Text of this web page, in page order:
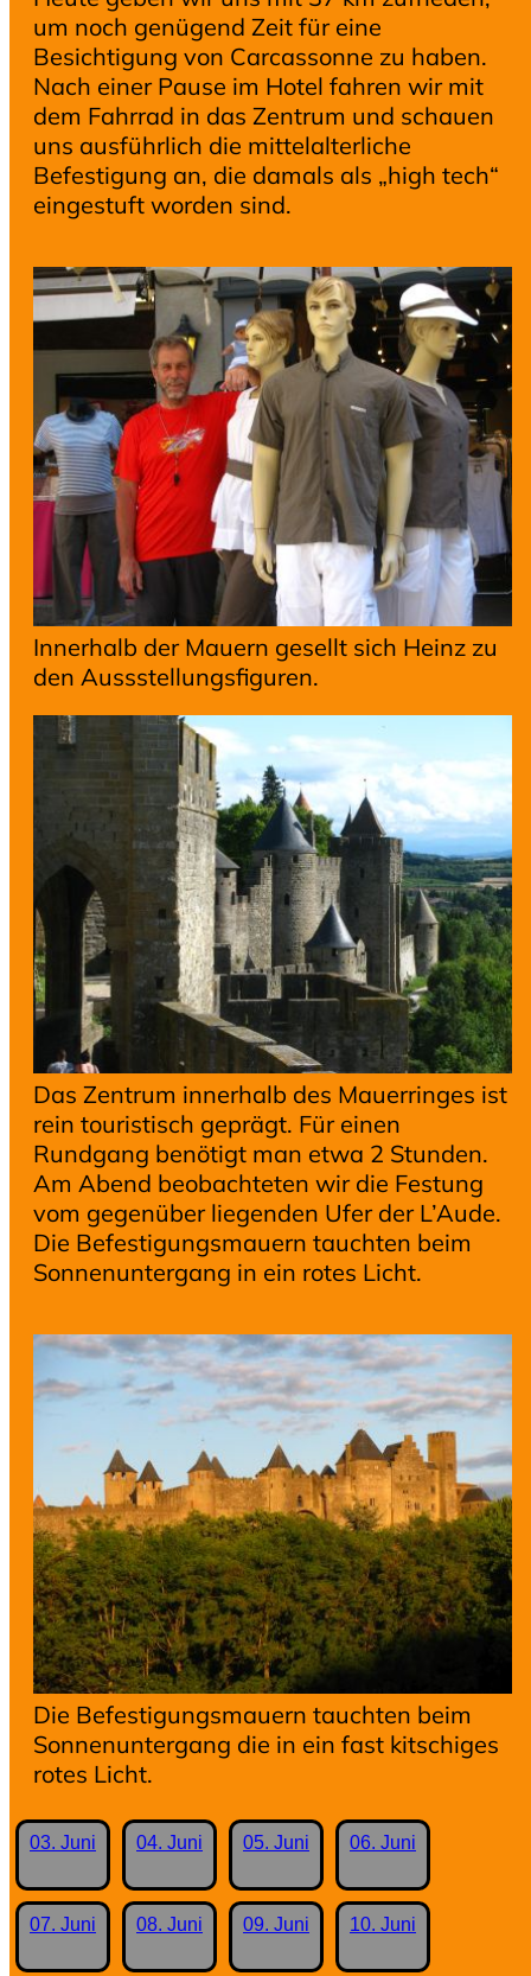
03. Juni 04. Juni 05. Juni 06. Juni
07. Juni 08. Juni 09. Juni 10. Juni
um noch genügend Zeit für eine
Besichtigung von Carcassonne zu haben.
Nach einer Pause im Hotel fahren wir mit
dem Fahrrad in das Zentrum und schauen
uns ausführlich die mittelalterliche
Befestigung an, die damals als „high tech“
eingestuft worden sind.
Innerhalb der Mauern gesellt sich Heinz zu
den Aussstellungsfiguren.
Das Zentrum innerhalb des Mauerringes ist
rein touristisch geprägt. Für einen
Rundgang benötigt man etwa 2 Stunden.
Am Abend beobachteten wir die Festung
vom gegenüber liegenden Ufer der L’Aude.
Die Befestigungsmauern tauchten beim
Sonnenuntergang in ein rotes Licht.
Die Befestigungsmauern tauchten beim
Sonnenuntergang die in ein fast kitschiges
rotes Licht.